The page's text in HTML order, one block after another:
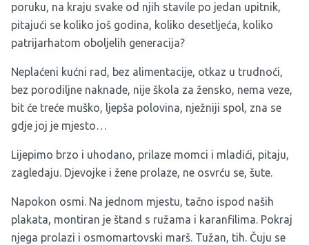
poruku, na kraju svake od njih stavile po jedan upitnik,
pitajući se koliko još godina, koliko desetljeća, koliko
patrijarhatom oboljelih generacija?
Neplaćeni kućni rad, bez alimentacije, otkaz u trudnoći,
bez porodiljne naknade, nije škola za žensko, nema veze,
bit će treće muško, ljepša polovina, nježniji spol, zna se
gdje joj je mjesto…
Lijepimo brzo i uhodano, prilaze momci i mladići, pitaju,
zagledaju. Djevojke i žene prolaze, ne osvrću se, šute.
Napokon osmi. Na jednom mjestu, tačno ispod naših
plakata, montiran je štand s ružama i karanfilima. Pokraj
njega prolazi i osmomartovski marš. Tužan, tih. Čuju se